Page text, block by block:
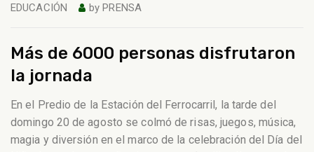
EDUCACIÓN
byPRENSA
Más de 6000 personas disfrutaron
la jornada
En el Predio de la Estación del Ferrocarril, la tarde del
domingo 20 de agosto se colmó de risas, juegos, música,
magia y diversión en el marco de la celebración del Día del